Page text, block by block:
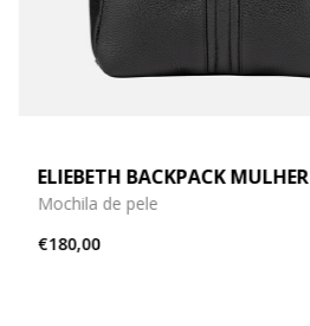
ELIEBETH BACKPACK MULHER
Mochila de pele
€180,00